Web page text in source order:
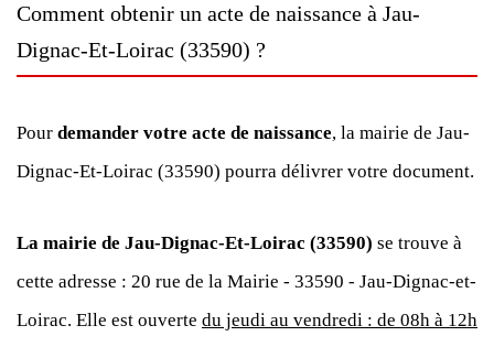
Comment obtenir un acte de naissance à Jau-
Dignac-Et-Loirac (33590) ?
Pour demander votre acte de naissance, la mairie de Jau-
Dignac-Et-Loirac (33590) pourra délivrer votre document.
La mairie de Jau-Dignac-Et-Loirac (33590) se trouve à
cette adresse : 20 rue de la Mairie - 33590 - Jau-Dignac-et-
Loirac. Elle est ouverte du jeudi au vendredi : de 08h à 12h